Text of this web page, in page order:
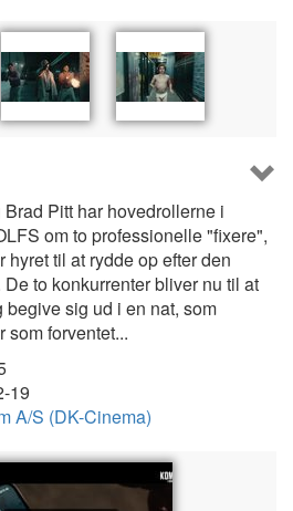
Pitt har hovedrollerne i
om to professionelle "fixere",
hyret til at rydde op efter den
to konkurrenter bliver nu til at
sig ud i en nat, som
som forventet...
19
A/S (DK-Cinema)